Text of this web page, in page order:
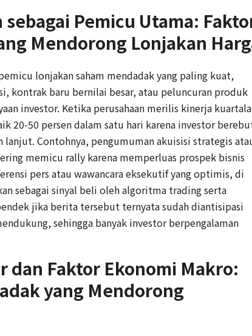
Pemicu Utama:
Mendorong Lonjakan
lonjakan saham mendadak yang paling kuat,
kontrak baru bernilai besar, atau peluncuran produk
investor. Ketika perusahaan merilis kinerja
20-50 persen dalam satu hari karena investor
Contohnya, pengumuman akuisisi strategis
memicu rally karena memperluas prospek bisnis
pers atau wawancara eksekutif yang optimis, di
sebagai sinyal beli oleh algoritma trading serta
jika berita tersebut ternyata sudah diantisipasi
sehingga banyak investor berpengalaman
dan Faktor Ekonomi Makro:
yang Mendorong